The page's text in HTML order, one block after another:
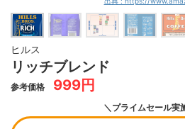
ヒルス
リッチブレンド
参考価格 999円
＼プライムセール実